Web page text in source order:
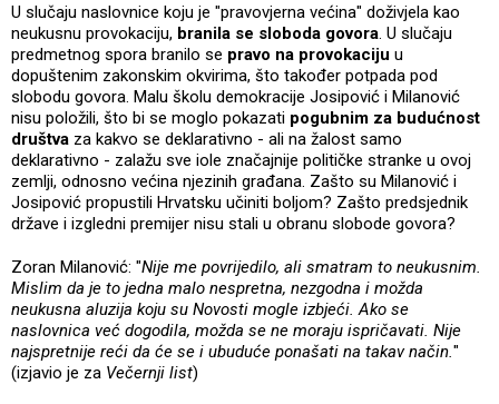
U slučaju naslovnice koju je "pravovjerna većina" doživjela kao
neukusnu provokaciju, branila se sloboda govora. U slučaju
predmetnog spora branilo se pravo na provokaciju u
dopuštenim zakonskim okvirima, što također potpada pod
slobodu govora. Malu školu demokracije Josipović i Milanović
nisu položili, što bi se moglo pokazati pogubnim za budućnost
društva za kakvo se deklarativno - ali na žalost samo
deklarativno - zalažu sve iole značajnije političke stranke u ovoj
zemlji, odnosno većina njezinih građana. Zašto su Milanović i
Josipović propustili Hrvatsku učiniti boljom? Zašto predsjednik
države i izgledni premijer nisu stali u obranu slobode govora?
Zoran Milanović: "Nije me povrijedilo, ali smatram to neukusnim.
Mislim da je to jedna malo nespretna, nezgodna i možda
neukusna aluzija koju su Novosti mogle izbjeći. Ako se
naslovnica već dogodila, možda se ne moraju ispričavati. Nije
najspretnije reći da će se i ubuduće ponašati na takav način."
(izjavio je za Večernji list)